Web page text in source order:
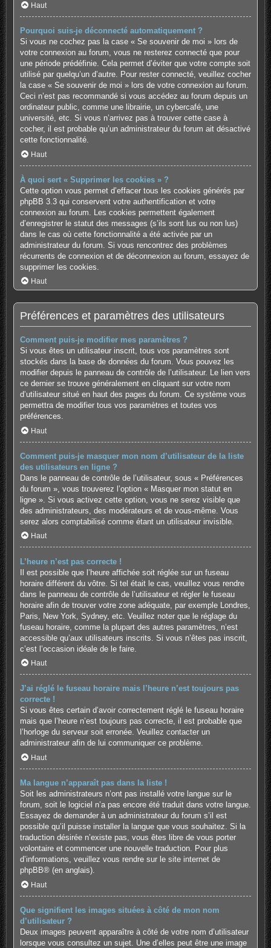
Haut
Pourquoi suis-je déconnecté automatiquement ?
Si vous ne cochez pas la case « Se souvenir de moi » lors de
votre connexion au forum, vous ne resterez connecté que pour
une période prédéfinie. Cela permet d’éviter que votre compte soit
utilisé par quelqu’un d’autre. Pour rester connecté, veuillez cocher
la case « Se souvenir de moi » lors de votre connexion au forum.
Ceci n’est pas recommandé si vous accédez au forum depuis un
ordinateur public, comme une librairie, un cybercafé, une
université, etc. Si vous n’arrivez pas à trouver cette case à
cocher, il est probable qu’un administrateur du forum ait désactivé
cette fonctionnalité.
Haut
À quoi sert « Supprimer les cookies » ?
Cette option vous permet d’effacer tous les cookies générés par
phpBB 3.3 qui conservent votre authentification et votre
connexion au forum. Les cookies permettent également
d’enregistrer le statut des messages (s’ils sont lus ou non lus)
dans le cas où cette fonctionnalité a été activée par un
administrateur du forum. Si vous rencontrez des problèmes
récurrents de connexion et de déconnexion au forum, essayez de
supprimer les cookies.
Haut
Préférences et paramètres des utilisateurs
Comment puis-je modifier mes paramètres ?
Si vous êtes un utilisateur inscrit, tous vos paramètres sont
stockés dans la base de données du forum. Vous pouvez les
modifier depuis le panneau de contrôle de l’utilisateur. Le lien vers
ce dernier se trouve généralement en cliquant sur votre nom
d’utilisateur situé en haut des pages du forum. Ce système vous
permettra de modifier tous vos paramètres et toutes vos
préférences.
Haut
Comment puis-je masquer mon nom d’utilisateur de la liste
des utilisateurs en ligne ?
Dans le panneau de contrôle de l’utilisateur, sous « Préférences
du forum », vous trouverez l’option « Masquer mon statut en
ligne ». Si vous activez cette option, vous ne serez visible que
des administrateurs, des modérateurs et de vous-même. Vous
serez alors comptabilisé comme étant un utilisateur invisible.
Haut
L’heure n’est pas correcte !
Il est possible que l’heure affichée soit réglée sur un fuseau
horaire différent du vôtre. Si tel était le cas, veuillez vous rendre
dans le panneau de contrôle de l’utilisateur et régler le fuseau
horaire afin de trouver votre zone adéquate, par exemple Londres,
Paris, New York, Sydney, etc. Veuillez noter que le réglage du
fuseau horaire, comme la plupart des autres paramètres, n’est
accessible qu’aux utilisateurs inscrits. Si vous n’êtes pas inscrit,
c’est l’occasion idéale de le faire.
Haut
J’ai réglé le fuseau horaire mais l’heure n’est toujours pas
correcte !
Si vous êtes certain d’avoir correctement réglé le fuseau horaire
mais que l’heure n’est toujours pas correcte, il est probable que
l’horloge du serveur soit erronée. Veuillez contacter un
administrateur afin de lui communiquer ce problème.
Haut
Ma langue n’apparaît pas dans la liste !
Soit les administrateurs n’ont pas installé votre langue sur le
forum, soit le logiciel n’a pas encore été traduit dans votre langue.
Essayez de demander à un administrateur du forum s’il est
possible qu’il puisse installer la langue que vous souhaitez. Si la
traduction désirée n’existe pas, vous êtes libre de vous porter
volontaire et commencer une nouvelle traduction. Pour plus
d’informations, veuillez vous rendre sur le site internet de
phpBB® (en anglais).
Haut
Que signifient les images situées à côté de mon nom
d’utilisateur ?
Deux images peuvent apparaître à côté de votre nom d’utilisateur
lorsque vous consultez un sujet. Une d’elles peut être une image